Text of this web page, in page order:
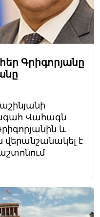
Գրիգորյանը
Վահագն
և
է